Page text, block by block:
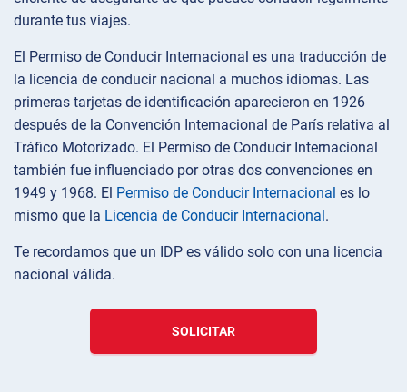
durante tus viajes.
El Permiso de Conducir Internacional es una traducción de
la licencia de conducir nacional a muchos idiomas. Las
primeras tarjetas de identificación aparecieron en 1926
después de la Convención Internacional de París relativa al
Tráfico Motorizado. El Permiso de Conducir Internacional
también fue influenciado por otras dos convenciones en
1949 y 1968. El Permiso de Conducir Internacional es lo
mismo que la Licencia de Conducir Internacional .
Te recordamos que un IDP es válido solo con una licencia
nacional válida.
SOLICITAR